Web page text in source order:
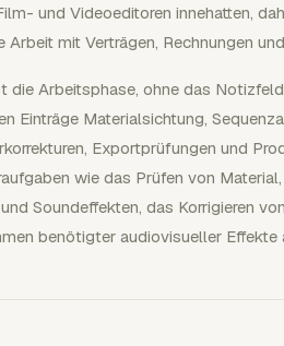
und Videoeditoren innehatten,
Arbeit mit Verträgen, Rechnungen
die Arbeitsphase, ohne das
Einträge Materialsichtung,
Exportprüfungen und
wie das Prüfen von
Soundeffekten, das Korrigieren
benötigter audiovisueller Effekte